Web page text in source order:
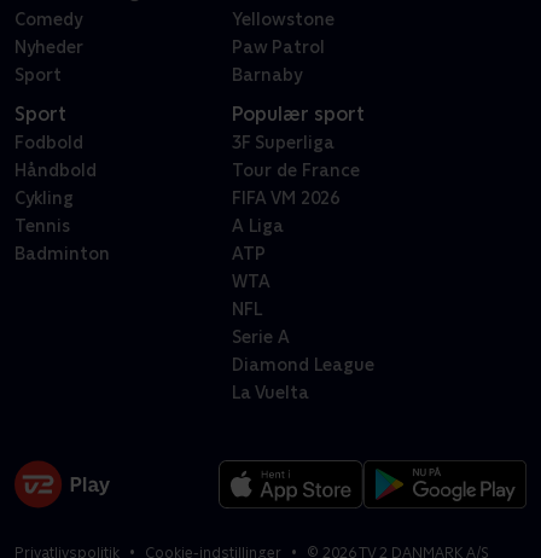
Comedy
Nyheder
Sport
Yellowstone
Paw Patrol
Barnaby
Sport
Fodbold
Håndbold
Cykling
Tennis
Badminton
Populær sport
3F Superliga
Tour de France
FIFA VM 2026
A Liga
ATP
WTA
NFL
Serie A
Diamond League
La Vuelta
Privatlivspolitik Cookie-indstillinger © 2026TV 2 DANMARK A/S